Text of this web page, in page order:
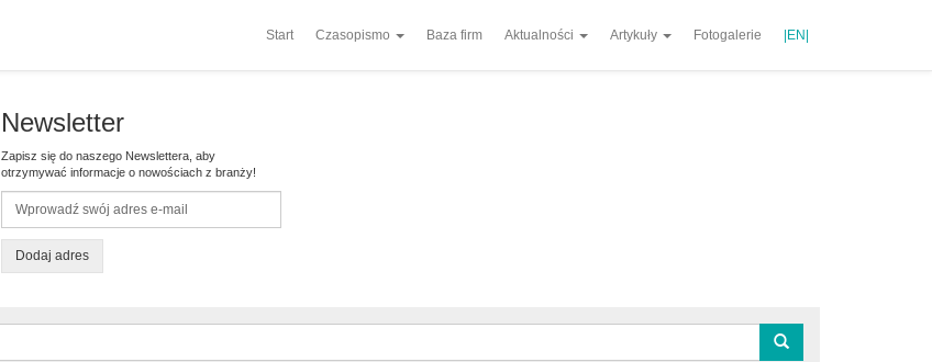
Start Czasopismo Baza firm Aktualności Artykuły Fotogalerie |EN|
Newsletter
Zapisz się do naszego Newslettera, aby
otrzymywać informacje o nowościach z branży!
Dodaj adres